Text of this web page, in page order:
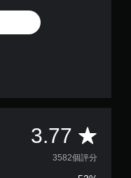
3.77 平
均
3582個評分